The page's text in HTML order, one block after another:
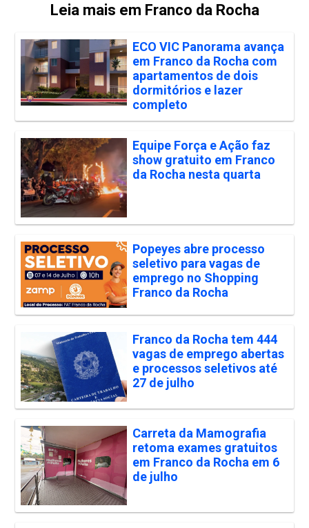
Leia mais em Franco da Rocha
ECO VIC Panorama avança
em Franco da Rocha com
apartamentos de dois
dormitórios e lazer
completo
Equipe Força e Ação faz
show gratuito em Franco
da Rocha nesta quarta
Popeyes abre processo
seletivo para vagas de
emprego no Shopping
Franco da Rocha
Franco da Rocha tem 444
vagas de emprego abertas
e processos seletivos até
27 de julho
Carreta da Mamografia
retoma exames gratuitos
em Franco da Rocha em 6
de julho